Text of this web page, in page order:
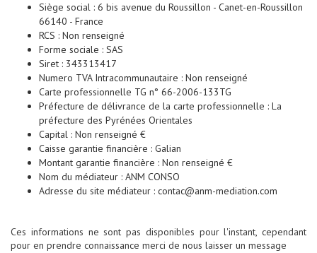
Siège social : 6 bis avenue du Roussillon - Canet-en-Roussillon
66140 - France
RCS : Non renseigné
Forme sociale : SAS
Siret : 343313417
Numero TVA Intracommunautaire : Non renseigné
Carte professionnelle TG n° 66-2006-133TG
Préfecture de délivrance de la carte professionnelle : La
préfecture des Pyrénées Orientales
Capital : Non renseigné €
Caisse garantie financière : Galian
Montant garantie financière : Non renseigné €
Nom du médiateur : ANM CONSO
Adresse du site médiateur : contac@anm-mediation.com
Ces informations ne sont pas disponibles pour l'instant, cependant
pour en prendre connaissance merci de nous laisser un message